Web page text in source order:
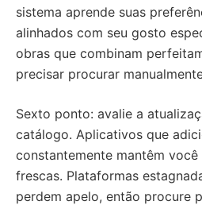
sistema aprende suas
alinhados com seu gosto
obras que combinam
precisar procurar
Sexto ponto: avalie a
catálogo. Aplicativos que
constantemente mantêm
frescas. Plataformas
perdem apelo, então procure